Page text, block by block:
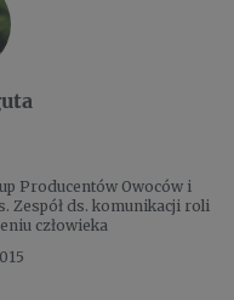
Producentów Owoców i
Zespół ds. komunikacji roli
człowieka